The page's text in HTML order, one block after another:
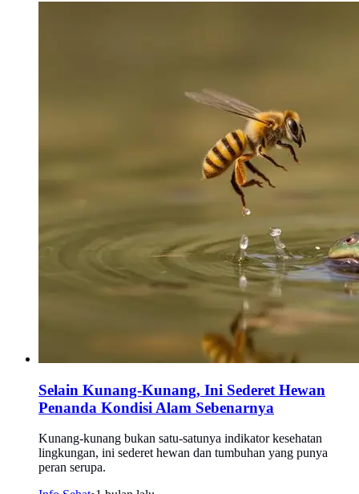
Selain Kunang-Kunang, Ini Sederet Hewan
Penanda Kondisi Alam Sebenarnya
Kunang-kunang bukan satu-satunya indikator kesehatan
lingkungan, ini sederet hewan dan tumbuhan yang punya
peran serupa.